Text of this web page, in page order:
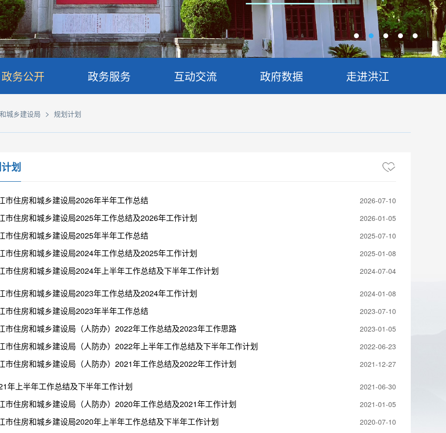
政务公开 政务服务 互动交流 政府数据 走进洪江
城乡建设局 > 规划计划
划
市住房和城乡建设局2026年半年工作总结 2026-07-10
市住房和城乡建设局2025年工作总结及2026年工作计划 2026-01-05
市住房和城乡建设局2025年半年工作总结 2025-07-10
市住房和城乡建设局2024年工作总结及2025年工作计划 2025-01-08
市住房和城乡建设局2024年上半年工作总结及下半年工作计划 2024-07-04
市住房和城乡建设局2023年工作总结及2024年工作计划 2024-01-08
市住房和城乡建设局2023年半年工作总结 2023-07-10
市住房和城乡建设局（人防办）2022年工作总结及2023年工作思路 2023-01-05
市住房和城乡建设局（人防办）2022年上半年工作总结及下半年工作计划 2022-06-23
市住房和城乡建设局（人防办）2021年工作总结及2022年工作计划 2021-12-27
年上半年工作总结及下半年工作计划 2021-06-30
市住房和城乡建设局（人防办）2020年工作总结及2021年工作计划 2021-01-05
市住房和城乡建设局2020年上半年工作总结及下半年工作计划 2020-07-10